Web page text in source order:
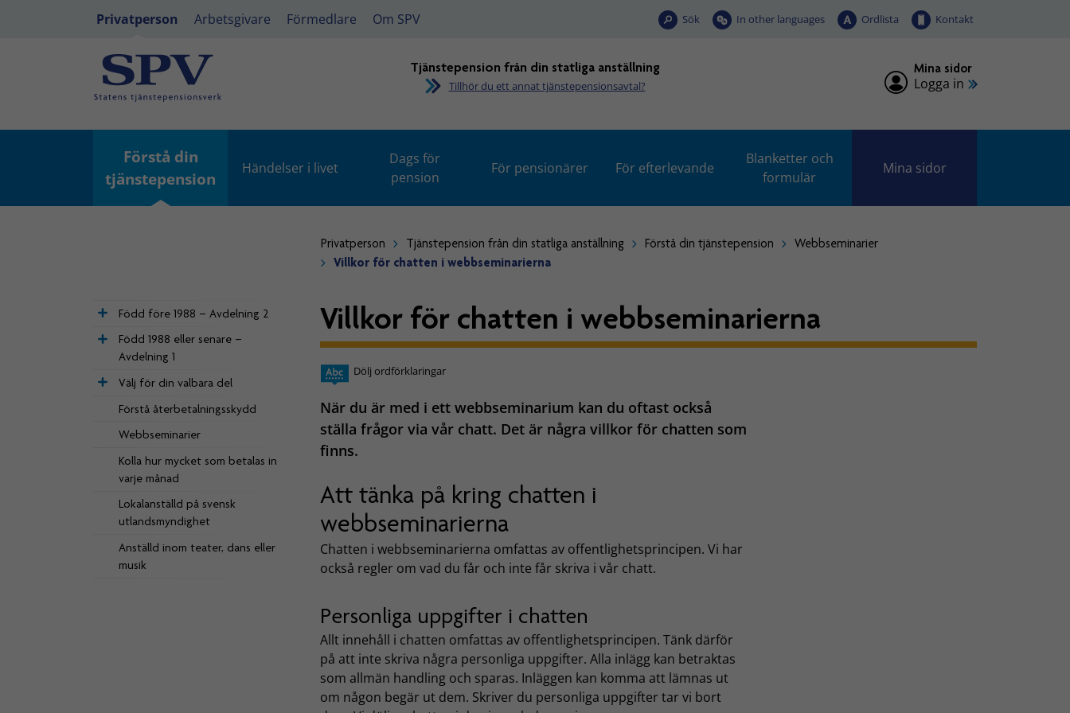
Privatperson Arbetsgivare Förmedlare Om SPV Sök In other languages Ordlista Kontakt
Tjänstepension från din statliga anställning
Tillhör du ett annat tjänstepensionsavtal?
Mina sidor
Logga in
Förstå din
tjänstepension
Händelser i livet
Dags för
pension
För pensionärer För efterlevande
Blanketter och
formulär
Mina sidor
Privatperson Tjänstepension från din statliga anställning Förstå din tjänstepension
Webbseminarier
Villkor för chatten i webbseminarierna
Född före 1988 – Avdelning 2
Född 1988 eller senare –
Avdelning 1
Välj för din valbara del
Förstå återbetalningsskydd
Webbseminarier
Kolla hur mycket som betalas in
varje månad
Lokalanställd på svensk
utlandsmyndighet
Anställd inom teater, dans eller
musik
Villkor för chatten i webbseminarierna
Dölj ordförklaringar
När du är med i ett webbseminarium kan du oftast också
ställa frågor via vår chatt. Det är några villkor för chatten som
finns.
Att tänka på kring chatten i
webbseminarierna
Chatten i webbseminarierna omfattas av offentlighetsprincipen. Vi har
också regler om vad du får och inte får skriva i vår chatt.
Personliga uppgifter i chatten
Allt innehåll i chatten omfattas av offentlighetsprincipen. Tänk därför
på att inte skriva några personliga uppgifter. Alla inlägg kan betraktas
som allmän handling och sparas. Inläggen kan komma att lämnas ut
om någon begär ut dem. Skriver du personliga uppgifter tar vi bort